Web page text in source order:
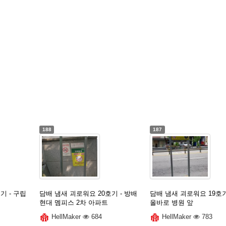
- 구립
188
담배 냄새 괴로워요 20호기 - 방배
현대 멤피스 2차 아파트
HellMaker
684
187
담배 냄새 괴로워요 19호
올바로 병원 앞
HellMaker
783